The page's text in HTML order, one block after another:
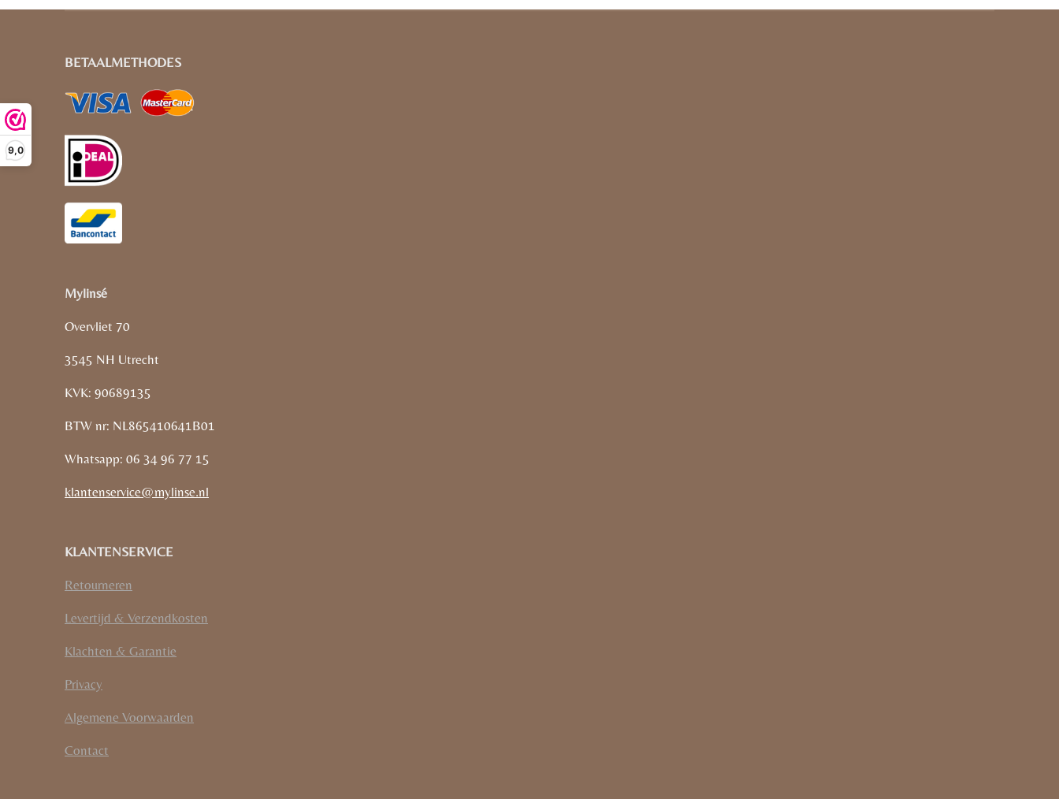
9,0
BETAALMETHODES
Mylinsé
Overvliet 70
3545 NH Utrecht
KVK: 90689135
BTW nr: NL865410641B01
Whatsapp: 06 34 96 77 15
klantenservice@mylinse.nl
KLANTENSERVICE
Retourneren
Levertijd & Verzendkosten
Klachten & Garantie
Privacy
Algemene Voorwaarden
Contact